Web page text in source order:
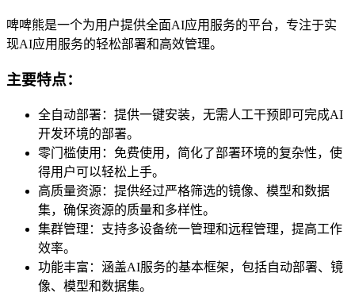
啤啤熊是一个为用户提供全面AI应用服务的平台，专注于实
现AI应用服务的轻松部署和高效管理。
主要特点：
全自动部署：提供一键安装，无需人工干预即可完成AI
开发环境的部署。
零门槛使用：免费使用，简化了部署环境的复杂性，使
得用户可以轻松上手。
高质量资源：提供经过严格筛选的镜像、模型和数据
集，确保资源的质量和多样性。
集群管理：支持多设备统一管理和远程管理，提高工作
效率。
功能丰富：涵盖AI服务的基本框架，包括自动部署、镜
像、模型和数据集。